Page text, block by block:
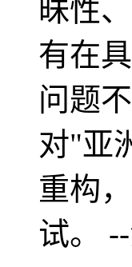
昧性
有在
问题
对"亚
重构
试。